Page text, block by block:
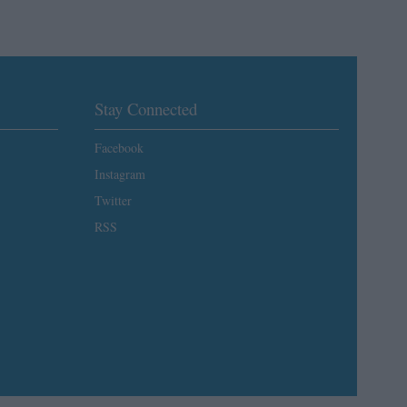
Stay Connected
Facebook
Instagram
Twitter
RSS